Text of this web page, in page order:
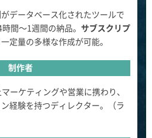
データベース化されたツールで
間～1週間の納品。 サブスクリプ
定量の多様な作成が可能。
制作者
ーケティングや営業に携わり、
経験を持つディレクター。（ラ